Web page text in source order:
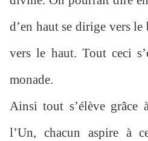
d’en haut se dirige vers le
vers le haut. Tout ceci
monade.
Ainsi tout s’élève grâce
l’Un, chacun aspire à